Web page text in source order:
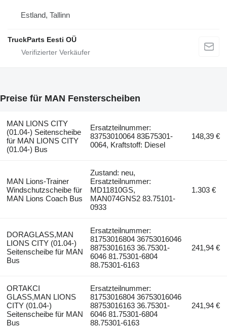
Estland, Tallinn
TruckParts Eesti OÜ
Preise für MAN Fensterscheiben
MAN LIONS CITY
(01.04-) Seitenscheibe
für MAN LIONS CITY
(01.04-) Bus
Ersatzteilnummer:
83753010064 83Б75301-
0064, Kraftstoff: Diesel
148,39 €
MAN Lions-Trainer
Windschutzscheibe für
MAN Lions Coach Bus
Zustand: neu,
Ersatzteilnummer:
MD11810GS,
MAN074GNS2 83.75101-
0933
1.303 €
DORAGLASS,MAN
LIONS CITY (01.04-)
Seitenscheibe für MAN
Bus
Ersatzteilnummer:
81753016804 36753016046
88753016163 36.75301-
6046 81.75301-6804
88.75301-6163
241,94 €
ORTAKCI
GLASS,MAN LIONS
CITY (01.04-)
Seitenscheibe für MAN
Bus
Ersatzteilnummer:
81753016804 36753016046
88753016163 36.75301-
6046 81.75301-6804
88.75301-6163
241,94 €